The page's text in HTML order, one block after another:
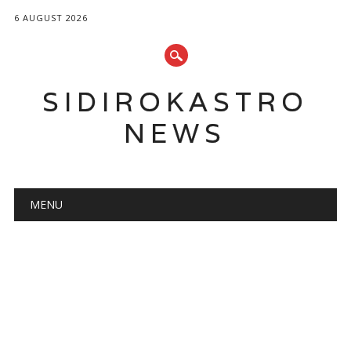
6 AUGUST 2026
SIDIROKASTRO
NEWS
Main menu
MENU